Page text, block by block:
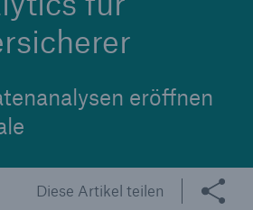
eröffnen
Diese Artikel teilen